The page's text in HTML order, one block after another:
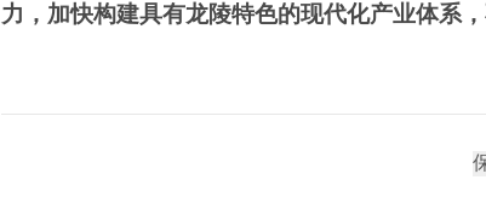
力，加快构建具有龙陵特色的现代化产业体系